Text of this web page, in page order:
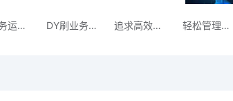
让业务运营更轻松，选择DY自助下单平台。 DY刷业务新模式：体验全新的自助下单流程 追求高效的业务管理？来DY平台试试自助下 轻松管理业务，从DY自助下单平台开始。